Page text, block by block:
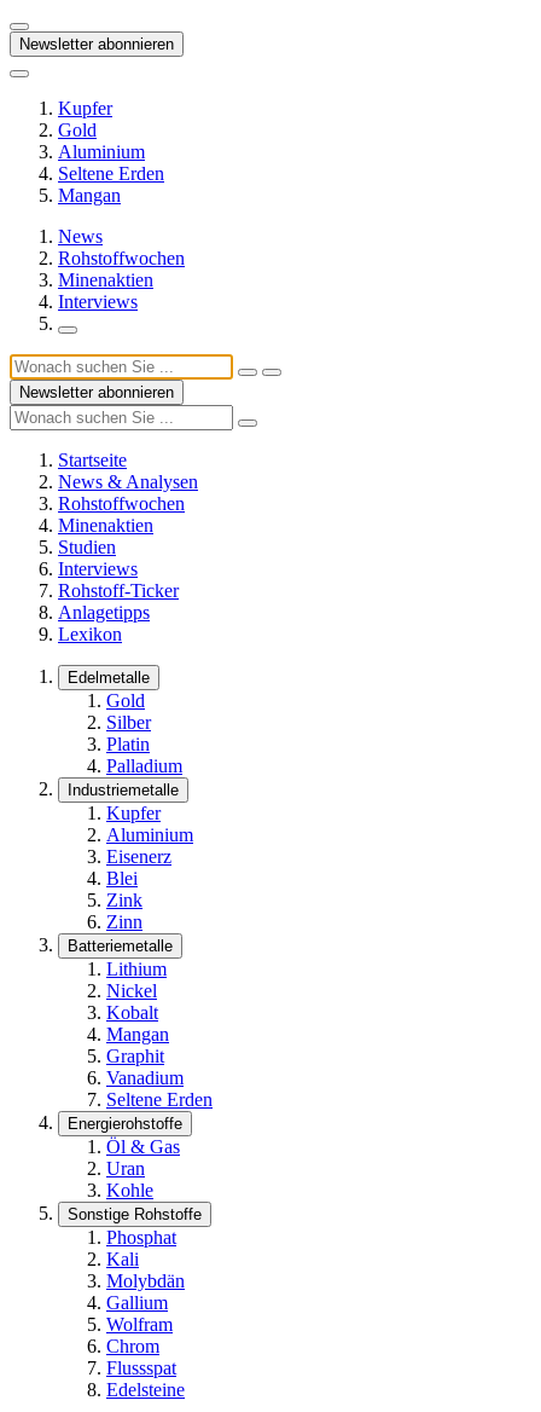
Newsletter abonnieren
Kupfer
Gold
Aluminium
Seltene Erden
Mangan
News
Rohstoffwochen
Minenaktien
Interviews
Newsletter abonnieren
Startseite
News & Analysen
Rohstoffwochen
Minenaktien
Studien
Interviews
Rohstoff-Ticker
Anlagetipps
Lexikon
Edelmetalle
Gold
Silber
Platin
Palladium
Industriemetalle
Kupfer
Aluminium
Eisenerz
Blei
Zink
Zinn
Batteriemetalle
Lithium
Nickel
Kobalt
Mangan
Graphit
Vanadium
Seltene Erden
Energierohstoffe
Öl & Gas
Uran
Kohle
Sonstige Rohstoffe
Phosphat
Kali
Molybdän
Gallium
Wolfram
Chrom
Flussspat
Edelsteine